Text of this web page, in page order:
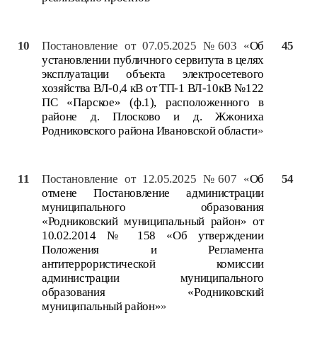
10 Постановление от 07.05.2025 №603 «Об
установлении публичного сервитута в целях
эксплуатации объекта электросетевого
хозяйства ВЛ-0,4 кВ от ТП-1 ВЛ-10кВ №122
ПС «Парское» (ф.1), расположенного в
районе д. Плосково и д. Жжониха
Родниковского района Ивановской области»
45
11 Постановление от 12.05.2025 №607 «Об
отмене Постановление администрации
муниципального образования
«Родниковский муниципальный район» от
10.02.2014 № 158 «Об утверждении
Положения и Регламента
антитеррористической комиссии
администрации муниципального
образования «Родниковский
муниципальный район»»
54